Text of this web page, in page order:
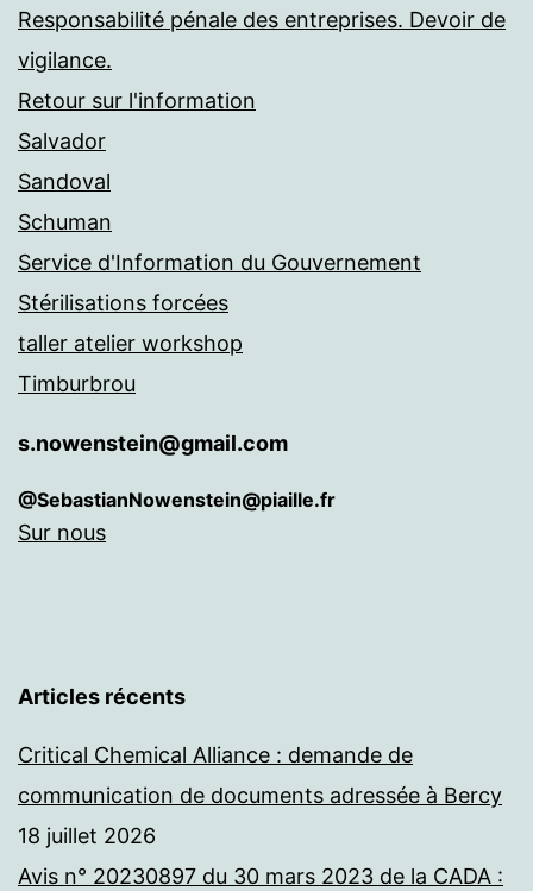
Responsabilité pénale des entreprises. Devoir de
vigilance.
Retour sur l'information
Salvador
Sandoval
Schuman
Service d'Information du Gouvernement
Stérilisations forcées
taller atelier workshop
Timburbrou
s.nowenstein@gmail.com
@SebastianNowenstein@piaille.fr
Sur nous
Articles récents
Critical Chemical Alliance : demande de
communication de documents adressée à Bercy
18 juillet 2026
Avis n° 20230897 du 30 mars 2023 de la CADA :